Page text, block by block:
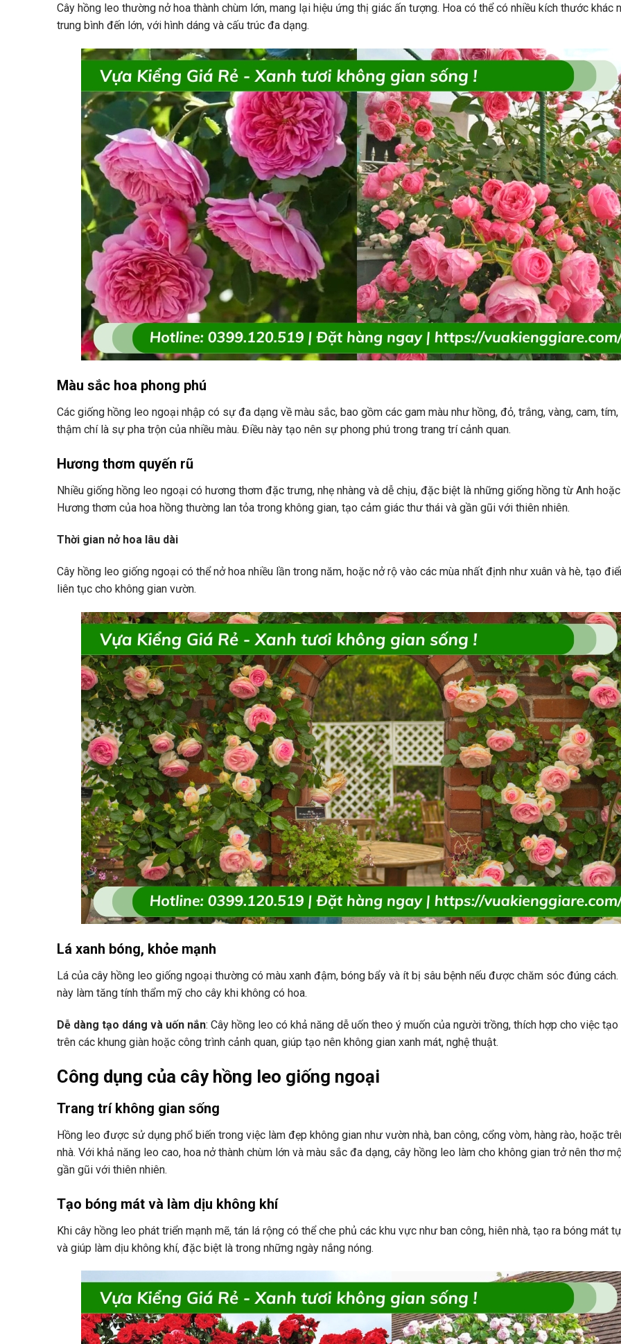
Cây hồng leo thường nở hoa thành chùm lớn, mang lại hiệu ứng thị giác ấn tượng. Hoa có thể có nhiều kích thước khác
trung bình đến lớn, với hình dáng và cấu trúc đa dạng.
Màu sắc hoa phong phú
Các giống hồng leo ngoại nhập có sự đa dạng về màu sắc, bao gồm các gam màu như hồng, đỏ, trắng, vàng, cam,
thậm chí là sự pha trộn của nhiều màu. Điều này tạo nên sự phong phú trong trang trí cảnh quan.
Hương thơm quyến rũ
Nhiều giống hồng leo ngoại có hương thơm đặc trưng, nhẹ nhàng và dễ chịu, đặc biệt là những giống hồng từ Anh
Hương thơm của hoa hồng thường lan tỏa trong không gian, tạo cảm giác thư thái và gần gũi với thiên nhiên.
Thời gian nở hoa lâu dài
Cây hồng leo giống ngoại có thể nở hoa nhiều lần trong năm, hoặc nở rộ vào các mùa nhất định như xuân và hè, tạo
liên tục cho không gian vườn.
Lá xanh bóng, khỏe mạnh
Lá của cây hồng leo giống ngoại thường có màu xanh đậm, bóng bẩy và ít bị sâu bệnh nếu được chăm sóc đúng
này làm tăng tính thẩm mỹ cho cây khi không có hoa.
Dễ dàng tạo dáng và uốn nắn: Cây hồng leo có khả năng dễ uốn theo ý muốn của người trồng, thích hợp cho việc tạo
trên các khung giàn hoặc công trình cảnh quan, giúp tạo nên không gian xanh mát, nghệ thuật.
Công dụng của cây hồng leo giống ngoại
Trang trí không gian sống
Hồng leo được sử dụng phổ biến trong việc làm đẹp không gian như vườn nhà, ban công, cổng vòm, hàng rào, hoặc
nhà. Với khả năng leo cao, hoa nở thành chùm lớn và màu sắc đa dạng, cây hồng leo làm cho không gian trở nên thơ
gần gũi với thiên nhiên.
Tạo bóng mát và làm dịu không khí
Khi cây hồng leo phát triển mạnh mẽ, tán lá rộng có thể che phủ các khu vực như ban công, hiên nhà, tạo ra bóng mát
và giúp làm dịu không khí, đặc biệt là trong những ngày nắng nóng.